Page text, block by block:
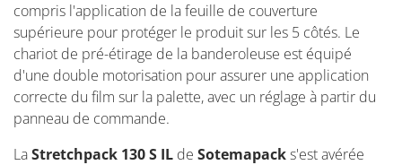
compris l'application de la feuille de couverture
supérieure pour protéger le produit sur les 5 côtés. Le
chariot de pré-étirage de la banderoleuse est équipé
d'une double motorisation pour assurer une application
correcte du film sur la palette, avec un réglage à partir du
panneau de commande.
LaStretchpack 130 S IL de Sotemapacks'est avérée